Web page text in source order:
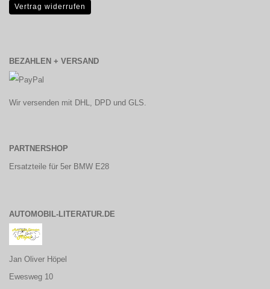
Vertrag widerrufen
BEZAHLEN + VERSAND
Wir versenden mit DHL, DPD und GLS.
PARTNERSHOP
Ersatzteile für 5er BMW E28
AUTOMOBIL-LITERATUR.DE
Jan Oliver Höpel
Ewesweg 10